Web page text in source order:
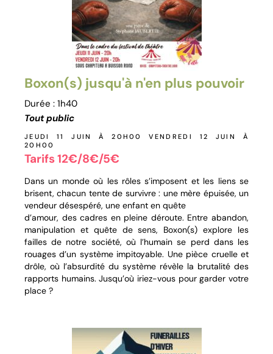
Boxon(s) jusqu'à n'en plus pouvoir
Durée : 1h40
Tout public
JEUDI 11 JUIN À 20H00VENDREDI 12 JUIN À
20H00
Tarifs 12€/8€/5€
Dans un monde où les rôles s’imposent et les liens se
brisent, chacun tente de survivre : une mère épuisée, un
vendeur désespéré, une enfant en quête
d’amour, des cadres en pleine déroute. Entre abandon,
manipulation et quête de sens, Boxon(s) explore les
failles de notre société, où l’humain se perd dans les
rouages d’un système impitoyable. Une pièce cruelle et
drôle, où l’absurdité du système révèle la brutalité des
rapports humains. Jusqu’où iriez-vous pour garder votre
place ?